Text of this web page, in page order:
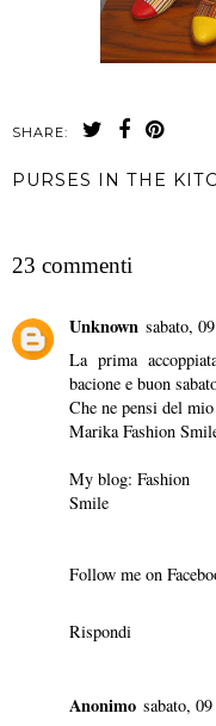
SHARE:
PURSES IN THE
23 commenti
Unknown sabato,
La prima
bacione e buon
Che ne pensi del
Marika Fashion
My blog: Fashion
Smile
Follow me on
Rispondi
Anonimo sabato,